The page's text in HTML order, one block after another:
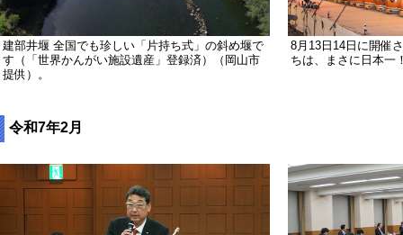
建部井堰 全国でも珍しい「片持ち式」の斜め堰で
す（「世界かんがい施設遺産」登録済）（岡山市
提供）。
8月13日14日に開催
ちは、まさに日本一
令和7年2月